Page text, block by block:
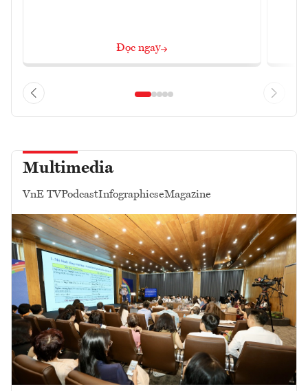
Đọc ngay
Multimedia
VnE TVPodcastInfographicseMagazine